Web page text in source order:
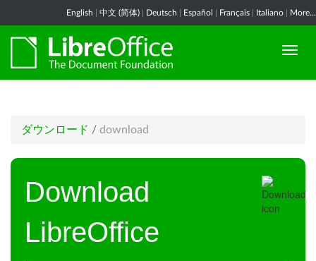
English 中文 (简体) Deutsch Español Français Italiano More...
ダウンロード / download
Download
LibreOffice